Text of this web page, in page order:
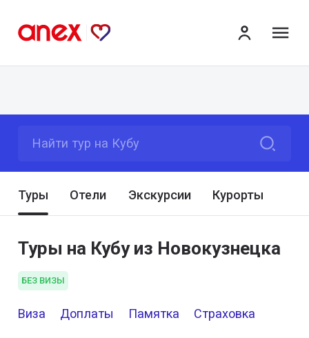
Найти тур на Кубу
Туры Отели Экскурсии Курорты
Туры на Кубу из Новокузнецка
БЕЗ ВИЗЫ
Виза Доплаты Памятка Страховка